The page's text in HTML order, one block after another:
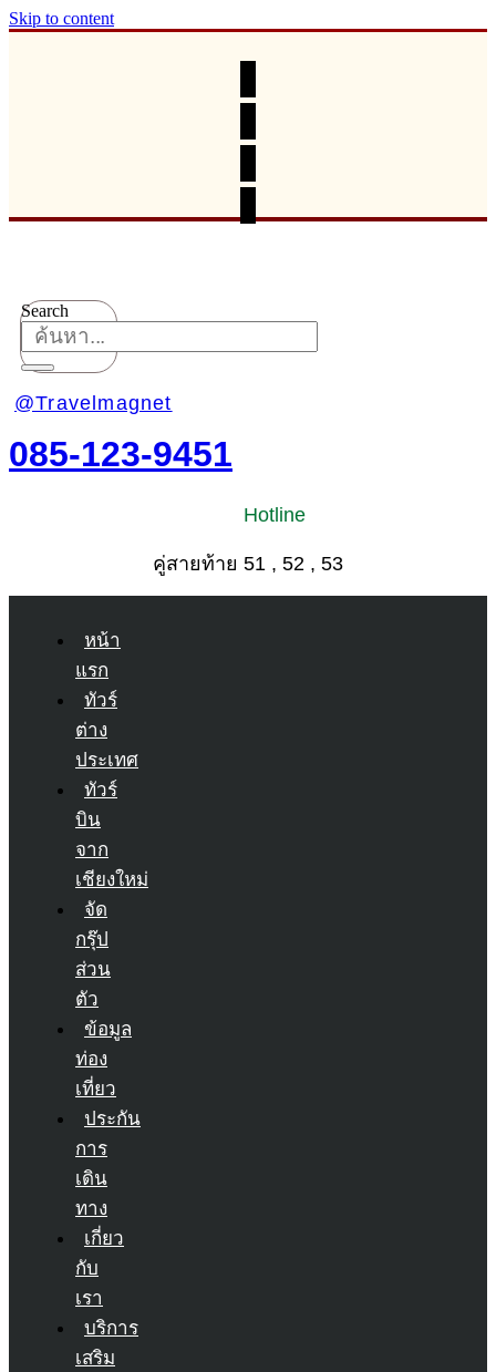
Skip to content
Search
@Travelmagnet
085-123-9451
Hotline
คู่สายท้าย 51 , 52 , 53
หน้า
แรก
ทัวร์
ต่าง
ประเทศ
ทัวร์
บิน
จาก
เชียงใหม่
จัด
กรุ๊ป
ส่วน
ตัว
ข้อมูล
ท่อง
เที่ยว
ประกัน
การ
เดิน
ทาง
เกี่ยว
กับ
เรา
บริการ
เสริม